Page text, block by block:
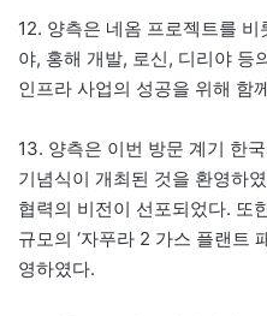
12. 양측은 네옴 프로젝트를
야, 홍해 개발, 로신, 디리야 등
인프라 사업의 성공을 위해 함
13. 양측은 이번 방문 계기 한
기념식이 개최된 것을 환영하
협력의 비전이 선포되었다. 또
규모의 ‘자푸라 2 가스 플랜트
영하였다.